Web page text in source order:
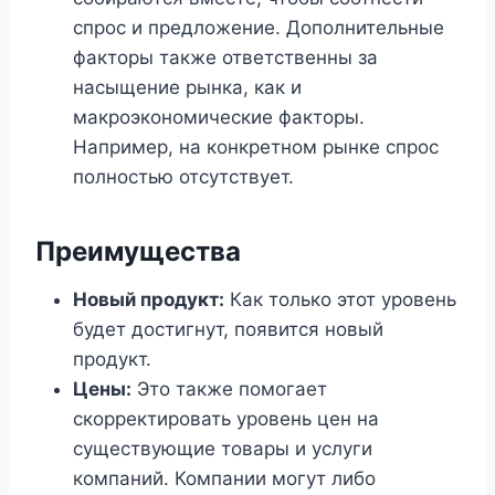
спрос и предложение. Дополнительные
факторы также ответственны за
насыщение рынка, как и
макроэкономические факторы.
Например, на конкретном рынке спрос
полностью отсутствует.
Преимущества
Новый продукт: Как только этот уровень
будет достигнут, появится новый
продукт.
Цены: Это также помогает
скорректировать уровень цен на
существующие товары и услуги
компаний. Компании могут либо